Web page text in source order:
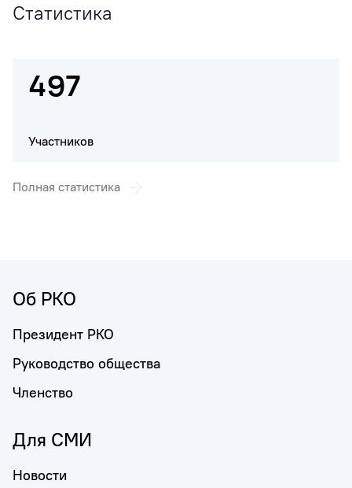
Статистика
497
Участников
Полная статистика
Об РКО
Президент РКО
Руководство общества
Членство
Для СМИ
Новости